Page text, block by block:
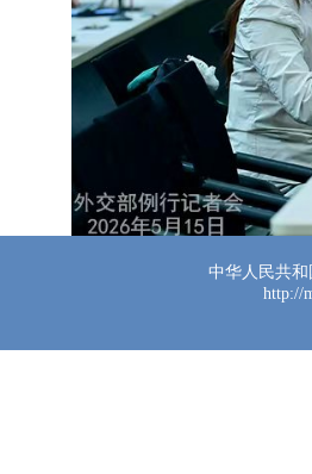
中华人民共
http://